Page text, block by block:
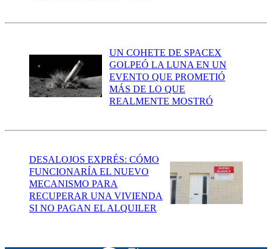
UN COHETE DE SPACEX
GOLPEÓ LA LUNA EN UN
EVENTO QUE PROMETIÓ
MÁS DE LO QUE
REALMENTE MOSTRÓ
DESALOJOS EXPRÉS: CÓMO
FUNCIONARÍA EL NUEVO
MECANISMO PARA
RECUPERAR UNA VIVIENDA
SI NO PAGAN EL ALQUILER